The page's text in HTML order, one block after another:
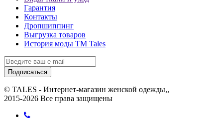
Гарантия
Контакты
Дропшиппинг
Выгрузка товаров
История моды ТМ Tales
Подписаться
© TALES - Интернет-магазин женской одежды,,
2015-2026 Все права защищены